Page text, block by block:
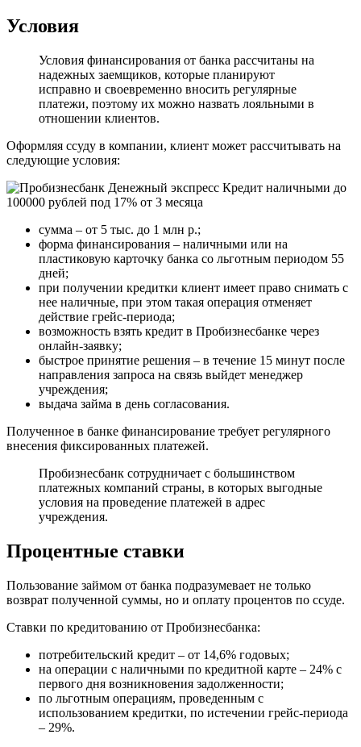
Условия
Условия финансирования от банка рассчитаны на
надежных заемщиков, которые планируют
исправно и своевременно вносить регулярные
платежи, поэтому их можно назвать лояльными в
отношении клиентов.
Оформляя ссуду в компании, клиент может рассчитывать на
следующие условия:
сумма – от 5 тыс. до 1 млн р.;
форма финансирования – наличными или на
пластиковую карточку банка со льготным периодом 55
дней;
при получении кредитки клиент имеет право снимать с
нее наличные, при этом такая операция отменяет
действие грейс-периода;
возможность взять кредит в Пробизнесбанке через
онлайн-заявку;
быстрое принятие решения – в течение 15 минут после
направления запроса на связь выйдет менеджер
учреждения;
выдача займа в день согласования.
Полученное в банке финансирование требует регулярного
внесения фиксированных платежей.
Пробизнесбанк сотрудничает с большинством
платежных компаний страны, в которых выгодные
условия на проведение платежей в адрес
учреждения.
Процентные ставки
Пользование займом от банка подразумевает не только
возврат полученной суммы, но и оплату процентов по ссуде.
Ставки по кредитованию от Пробизнесбанка:
потребительский кредит – от 14,6% годовых;
на операции с наличными по кредитной карте – 24% с
первого дня возникновения задолженности;
по льготным операциям, проведенным с
использованием кредитки, по истечении грейс-периода
– 29%.